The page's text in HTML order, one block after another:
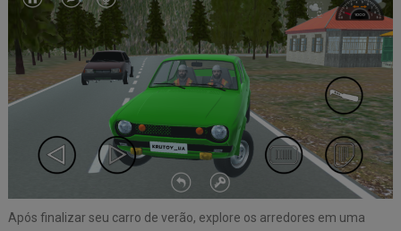
Após finalizar seu carro de verão, explore os arredores em uma